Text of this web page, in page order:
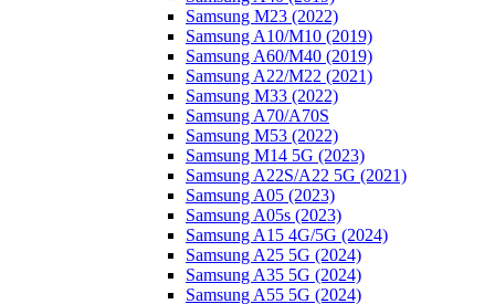
Samsung M23 (2022)
Samsung A10/M10 (2019)
Samsung A60/M40 (2019)
Samsung A22/M22 (2021)
Samsung M33 (2022)
Samsung A70/A70S
Samsung M53 (2022)
Samsung M14 5G (2023)
Samsung A22S/A22 5G (2021)
Samsung A05 (2023)
Samsung A05s (2023)
Samsung A15 4G/5G (2024)
Samsung A25 5G (2024)
Samsung A35 5G (2024)
Samsung A55 5G (2024)